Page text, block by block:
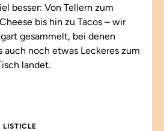
besser: Von Tellern zum
bis hin zu Tacos – wir
gesammelt, bei denen
auch noch etwas Leckeres zum
landet.
LISTICLE